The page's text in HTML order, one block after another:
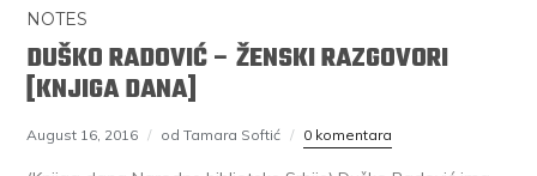
NOTES
DUŠKO RADOVIĆ – ŽENSKI RAZGOVORI
[KNJIGA DANA]
August 16, 2016 od Tamara Softić 0 komentara